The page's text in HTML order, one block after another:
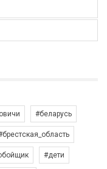
#беларусь
#дети